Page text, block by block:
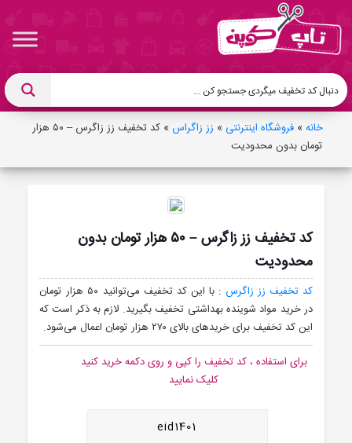
خانه» فروشگاه اینترنتی » زز زاگراس »
کد تخفیف زز زاگرس – ۵۰ هزار
تومان بدون محدودیت
کد تخفیف زز زاگرس – ۵۰ هزار تومان بدون
محدودیت
کد تخفیف زز زاگرس
: با این کد تخفیف می‌توانید ۵۰ هزار تومان
در خرید مواد شوینده بهداشتی تخفیف بگیرید. لازم به ذکر است که
این کد تخفیف برای خریدهای بالای ۲۷۰ هزار تومان اعمال می‌شود.
برای استفاده ، کد تخفیف را کپی و روی دکمه خرید کنید
کلیک نمایید
eid1401